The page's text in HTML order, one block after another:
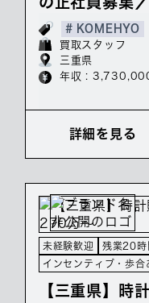
# KOMEHYO
買取スタッフ
三重県
年収 :
詳細を見る
未経験歓迎 残業20時
インセンティブ・歩合
【三重県】時